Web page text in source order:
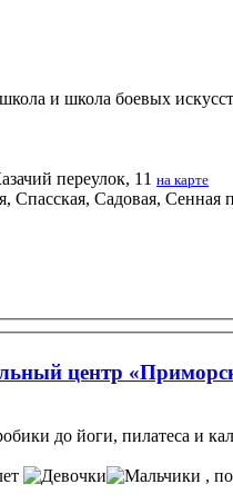
и школа боевых
переулок, 11 на карте
Спасская, Садовая, Сенная
центр
до йоги, пилатеса и
,